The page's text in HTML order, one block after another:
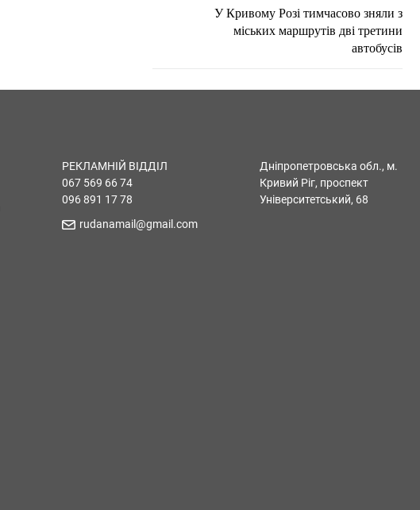
У Кривому Розі тимчасово зняли з
міських маршрутів дві третини
автобусів
РЕКЛАМНІЙ ВІДДІЛ
067 569 66 74
096 891 17 78
rudanamail@gmail.com
Дніпропетровська обл., м.
Кривий Ріг, проспект
Університетський, 68